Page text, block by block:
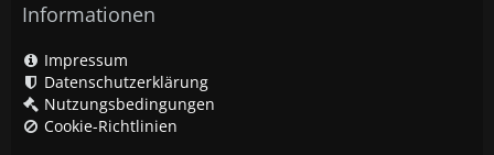
Informationen
Impressum
Datenschutzerklärung
Nutzungsbedingungen
Cookie-Richtlinien